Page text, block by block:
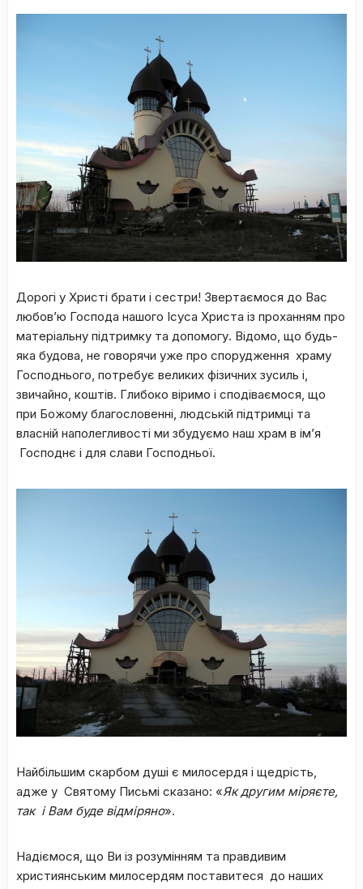
Дорогі у Христі брати і сестри! Звертаємося до Вас
любов’ю Господа нашого Ісуса Христа із проханням про
матеріальну підтримку та допомогу. Відомо, що будь-
яка будова, не говорячи уже про спорудження храму
Господнього, потребує великих фізичних зусиль і,
звичайно, коштів. Глибоко віримо і сподіваємося, що
при Божому благословенні, людській підтримці та
власній наполегливості ми збудуємо наш храм в ім’я
Господнє і для слави Господньої.
Найбільшим скарбом душі є милосердя і щедрість,
адже у Святому Письмі сказано: «Як другим міряєте,
так і Вам буде відміряно».
Надіємося, що Ви із розумінням та правдивим
християнським милосердям поставитеся до наших